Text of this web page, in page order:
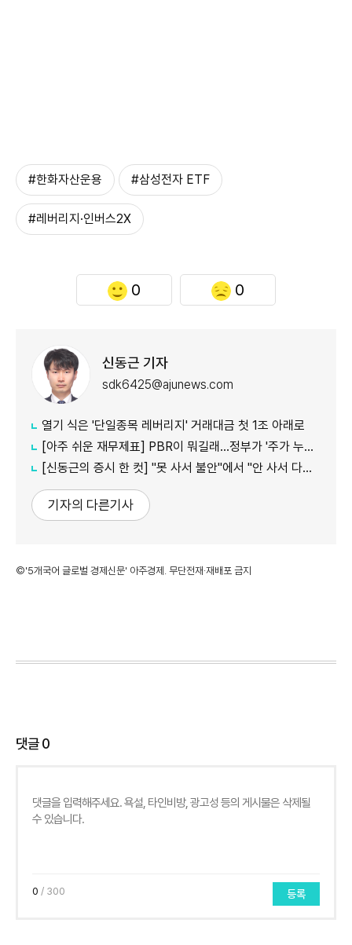
#한화자산운용 #삼성전자 ETF
#레버리지·인버스2X
0 0
신동근 기자
sdk6425@ajunews.com
열기 식은 '단일종목 레버리지' 거래대금 첫 1조 아래로
[아주 쉬운 재무제표] PBR이 뭐길래…정부가 '주가 누르기'에 칼 빼든 이유
[신동근의 증시 한 컷] "못 사서 불안"에서 "안 사서 다행"으로…증시 덮친 '조모'
기자의 다른기사
©'5개국어 글로벌 경제신문' 아주경제. 무단전재·재배포 금지
댓글0
0 / 300 등록